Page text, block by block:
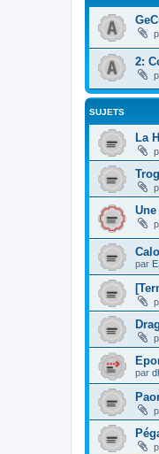
2:
SUJETS
La
par
par